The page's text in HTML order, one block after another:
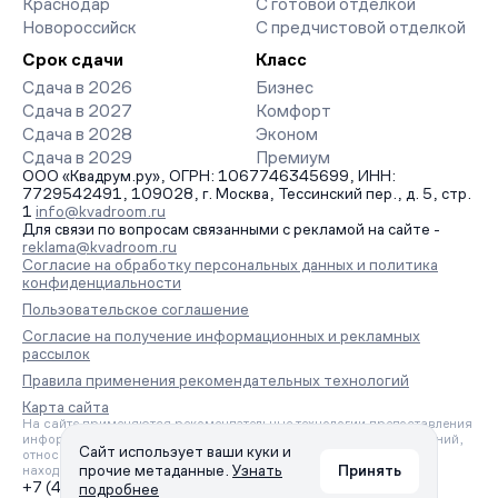
Краснодар
Новороссийск
С готовой отделкой
С предчистовой отделкой
Срок сдачи
Сдача в 2026
Сдача в 2027
Сдача в 2028
Сдача в 2029
Класс
Бизнес
Комфорт
Эконом
Премиум
ООО «Квадрум.ру», ОГРН: 1067746345699, ИНН:
7729542491, 109028, г. Москва, Тессинский пер., д. 5, стр.
1 info@kvadroom.ru
Для связи по вопросам связанными с рекламой на сайте -
reklama@kvadroom.ru
Согласие на обработку персональных данных и политика
конфиденциальности
Пользовательское соглашение
Согласие на получение информационных и рекламных
рассылок
Правила применения рекомендательных технологий
Карта сайта
На сайте применяются рекомендательные технологии предоставления
информации на основе сбора, систематизации и анализа сведений,
относящихся к предпочтениям пользователей сети «Интернет»,
находящихся на территории Российской Федерации.
+7 (495) 157-88-80
Сайт использует ваши куки и
прочие метаданные. Узнать
подробнее
Принять